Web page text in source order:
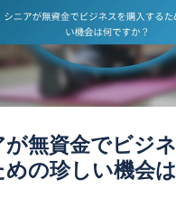
が無資金でビジ
の珍しい機会